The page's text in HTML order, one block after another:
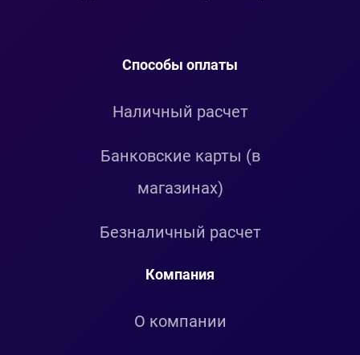
Способы оплаты
Наличный расчет
Банковские карты (в
магазинах)
Безналичный расчет
Компания
О компании